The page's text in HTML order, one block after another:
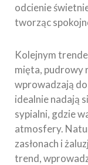
odcienie
tworząc
Kolejnym
mięta, pudrowy
wprowadzają do
idealnie nadają
sypialni, gdzie
atmosfery.
zasłonach i
trend,